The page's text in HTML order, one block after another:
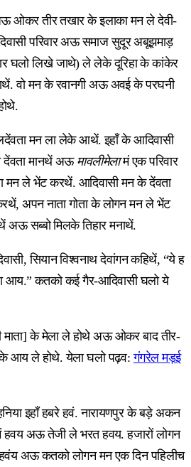
ओकर तीर तखार के इलाका मन ले देवी-
परिवार अऊ समाज सुदूर अबूझमाड़
घलो लिखे जाथे) ले लेके दूरिहा के कांकेर
वो मन के रवानगी अऊ अवई के परघनी
मन ला लेके आथें. इहाँ के आदिवासी
मानथें अऊ मावलीमेलामं एक परिवार
मन ले भेंट करथें. आदिवासी मन के देंवता
अपन नाता गोता के लोगन मन ले भेंट
अऊ सब्बो मिलके तिहार मनाथें.
सियान विश्वनाथ देवांगन कहिथें, “ये ह
आय.” कतको कई गैर-आदिवासी घलो ये
माता] के मेला ले होथे अऊ ओकर बाद तीर-
आय ले होथे. येला घलो पढ़व:गंगरेल मड़ई
इहाँ हबरे हवं. नारायणपुर के बड़े अकन
हवय अऊ तेजी ले भरत हवय. हजारों लोगन
अऊ कतको लोगन मन एक दिन पहिलीच